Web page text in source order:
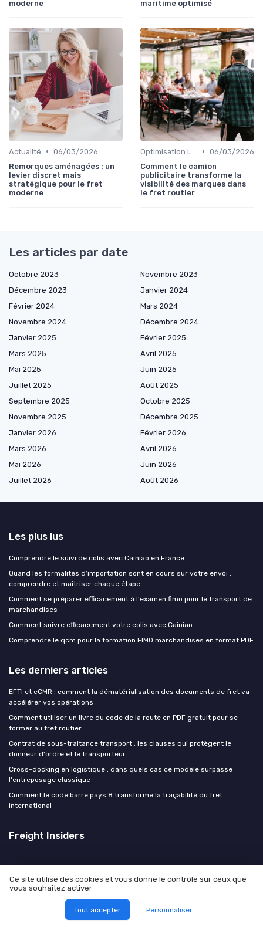
moderne
maritime optimisé
Actualité • 06/03/2026
Remorques aménagées : un
levier discret mais
stratégique pour le fret
moderne
• 06/03/2026
Comment le camion
publicitaire transforme la
visibilité des marques dans
le fret routier
Les articles par date
Octobre 2023
Novembre 2023
Décembre 2023
Janvier 2024
Février 2024
Mars 2024
Novembre 2024
Décembre 2024
Janvier 2025
Février 2025
Mars 2025
Avril 2025
Mai 2025
Juin 2025
Juillet 2025
Août 2025
Septembre 2025
Octobre 2025
Novembre 2025
Décembre 2025
Janvier 2026
Février 2026
Mars 2026
Avril 2026
Mai 2026
Juin 2026
Juillet 2026
Août 2026
Les plus lus
Comprendre le suivi de colis avec Cainiao en France
Quand les formalités d’importation sont en cours sur votre envoi :
comprendre et maîtriser chaque étape
Comment se préparer efficacement à l'examen fimo pour le transport de
marchandises
Comment suivre efficacement votre colis avec Cainiao
Comprendre le qcm pour la formation FIMO marchandises en format PDF
Les derniers articles
EFTI et eCMR : comment la dématérialisation des documents de fret va
accélérer vos opérations
Comment utiliser un livre du code de la route en PDF gratuit pour se
former au fret routier
Contrat de sous-traitance transport : les clauses qui protègent le
donneur d'ordre et le transporteur
Cross-docking en logistique : dans quels cas ce modèle surpasse
l'entreposage classique
Comment le code barre pays 8 transforme la traçabilité du fret
international
Freight Insiders
© Freight Insiders 2026
Ce site utilise des cookies et vous donne le contrôle sur ceux que
vous souhaitez activer
Tout accepter Personnaliser